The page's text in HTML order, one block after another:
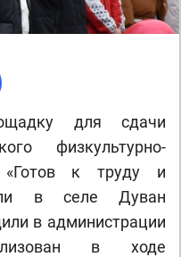
для сдачи
физкультурно-
«Готов к труду и
в селе Дуван
в администрации
в ходе